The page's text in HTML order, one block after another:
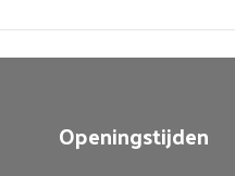
Openingstijden